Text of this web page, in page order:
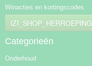
Winacties en kortingscodes
IZI_SHOP_HERROEPING
Categorieën
Onderhoud